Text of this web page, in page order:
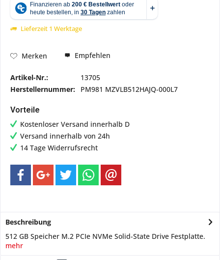
Lieferzeit 1 Werktage
Merken Empfehlen
Artikel-Nr.:
13705
Herstellernummer:
PM981 MZVLB512HAJQ-000L7
Vorteile
Kostenloser Versand innerhalb D
Versand innerhalb von 24h
14 Tage Widerrufsrecht
Beschreibung
512 GB Speicher M.2 PCIe NVMe Solid-State Drive Festplatte.
mehr